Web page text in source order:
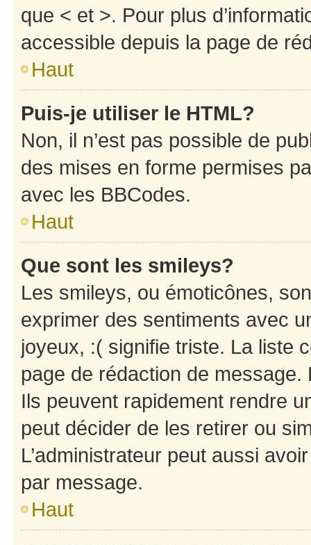
que < et >. Pour plus
accessible depuis la page de
Haut
Puis-je utiliser le HTML?
Non, il n’est pas possible de
des mises en forme permises
avec les BBCodes.
Haut
Que sont les smileys?
Les smileys, ou émoticônes,
exprimer des sentiments avec
joyeux, :( signifie triste. La liste
page de rédaction de
Ils peuvent rapidement rendre
peut décider de les retirer ou
L’administrateur peut aussi
par message.
Haut